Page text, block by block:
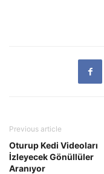
Previous article
Oturup Kedi Videoları
İzleyecek Gönüllüler
Aranıyor